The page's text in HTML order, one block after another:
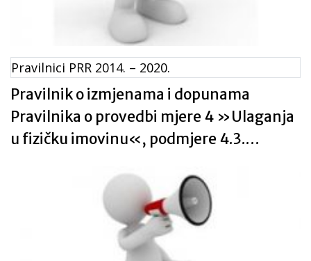
Pravilnici PRR 2014. – 2020.
Pravilnik o izmjenama i dopunama
Pravilnika o provedbi mjere 4 »Ulaganja
u fizičku imovinu«, podmjere 4.3.
vezano uz razvoj, modernizaciju i
prilagodbu poljoprivrede i šumarstva«,
tipa operacije 4.3.3. »Ulaganje u šumsku
infrastrukturu« iz programa ruralnog